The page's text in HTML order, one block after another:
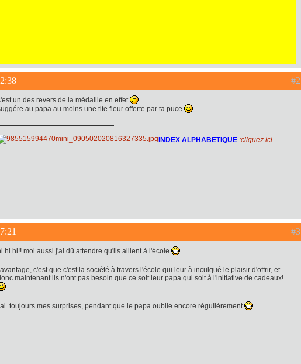
#2
un des revers de la médaille en effet
au papa au moins une tite fleur offerte par ta puce
INDEX ALPHABETIQUE :cliquez ici
#3
hi hi!! moi aussi j'ai dû attendre qu'ils aillent à l'école
c'est que c'est la société à travers l'école qui leur à inculqué le plaisir d'offrir, et
maintenant ils n'ont pas besoin que ce soit leur papa qui soit à l'initiative de cadeaux!
toujours mes surprises, pendant que le papa oublie encore régulièrement